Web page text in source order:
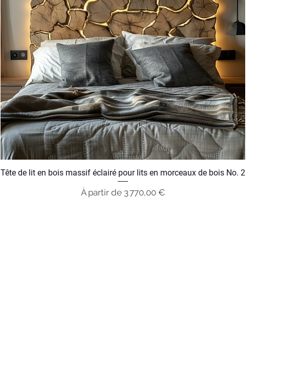
Tête de lit en bois massif éclairé pour lits en morceaux de bois No. 2
À partir de 3 770,00 €
Prix promotionnel